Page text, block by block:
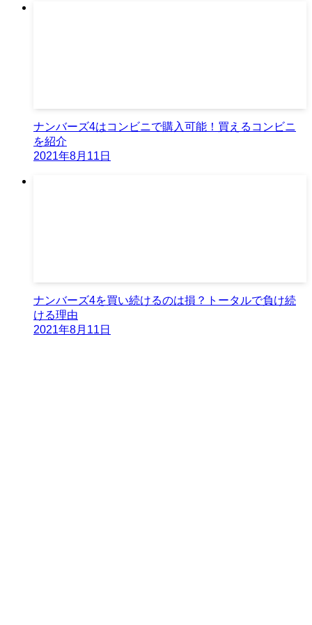
ナンバーズ4はコンビニで購入可能！買えるコンビニ
を紹介
2021年8月11日
ナンバーズ4を買い続けるのは損？トータルで負け続
ける理由
2021年8月11日